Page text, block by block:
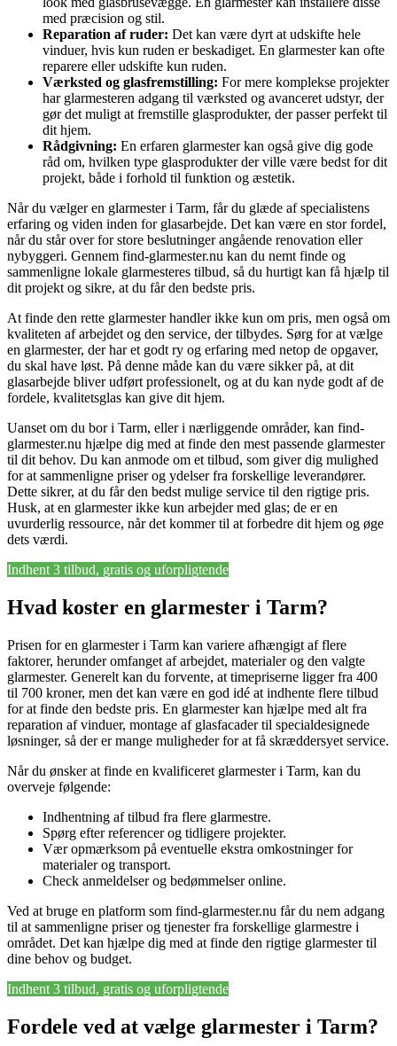
med præcision og stil.
Reparation af ruder: Det kan være dyrt at udskifte hele
vinduer, hvis kun ruden er beskadiget. En glarmester kan ofte
reparere eller udskifte kun ruden.
Værksted og glasfremstilling: For mere komplekse projekter
har glarmesteren adgang til værksted og avanceret udstyr, der
gør det muligt at fremstille glasprodukter, der passer perfekt til
dit hjem.
Rådgivning: En erfaren glarmester kan også give dig gode
råd om, hvilken type glasprodukter der ville være bedst for dit
projekt, både i forhold til funktion og æstetik.
Når du vælger en glarmester i Tarm, får du glæde af specialistens
erfaring og viden inden for glasarbejde. Det kan være en stor fordel,
når du står over for store beslutninger angående renovation eller
nybyggeri. Gennem find-glarmester.nu kan du nemt finde og
sammenligne lokale glarmesteres tilbud, så du hurtigt kan få hjælp til
dit projekt og sikre, at du får den bedste pris.
At finde den rette glarmester handler ikke kun om pris, men også om
kvaliteten af arbejdet og den service, der tilbydes. Sørg for at vælge
en glarmester, der har et godt ry og erfaring med netop de opgaver,
du skal have løst. På denne måde kan du være sikker på, at dit
glasarbejde bliver udført professionelt, og at du kan nyde godt af de
fordele, kvalitetsglas kan give dit hjem.
Uanset om du bor i Tarm, eller i nærliggende områder, kan find-
glarmester.nu hjælpe dig med at finde den mest passende glarmester
til dit behov. Du kan anmode om et tilbud, som giver dig mulighed
for at sammenligne priser og ydelser fra forskellige leverandører.
Dette sikrer, at du får den bedst mulige service til den rigtige pris.
Husk, at en glarmester ikke kun arbejder med glas; de er en
uvurderlig ressource, når det kommer til at forbedre dit hjem og øge
dets værdi.
Indhent 3 tilbud, gratis og uforpligtende
Hvad koster en glarmester i Tarm?
Prisen for en glarmester i Tarm kan variere afhængigt af flere
faktorer, herunder omfanget af arbejdet, materialer og den valgte
glarmester. Generelt kan du forvente, at timepriserne ligger fra 400
til 700 kroner, men det kan være en god idé at indhente flere tilbud
for at finde den bedste pris. En glarmester kan hjælpe med alt fra
reparation af vinduer, montage af glasfacader til specialdesignede
løsninger, så der er mange muligheder for at få skræddersyet service.
Når du ønsker at finde en kvalificeret glarmester i Tarm, kan du
overveje følgende:
Indhentning af tilbud fra flere glarmestre.
Spørg efter referencer og tidligere projekter.
Vær opmærksom på eventuelle ekstra omkostninger for
materialer og transport.
Check anmeldelser og bedømmelser online.
Ved at bruge en platform som find-glarmester.nu får du nem adgang
til at sammenligne priser og tjenester fra forskellige glarmestre i
området. Det kan hjælpe dig med at finde den rigtige glarmester til
dine behov og budget.
Indhent 3 tilbud, gratis og uforpligtende
Fordele ved at vælge glarmester i Tarm?